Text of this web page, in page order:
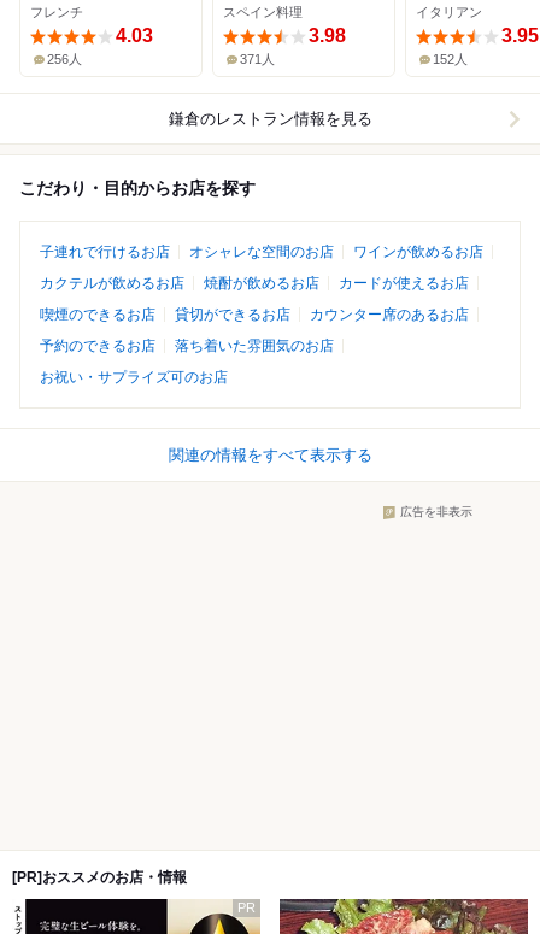
フレンチ
4.03
256人
スペイン料理
3.98
371人
イタリアン
3.95
152人
鎌倉のレストラン情報を見る
こだわり・目的からお店を探す
子連れで行けるお店 オシャレな空間のお店
ワインが飲めるお店
カクテルが飲めるお店
焼酎が飲めるお店
カードが使えるお店
喫煙のできるお店
貸切ができるお店
カウンター席のあるお店
予約のできるお店
落ち着いた雰囲気のお店
お祝い・サプライズ可のお店
関連の情報をすべて表示する
広告を非表示
[PR]おススメのお店・情報
PR